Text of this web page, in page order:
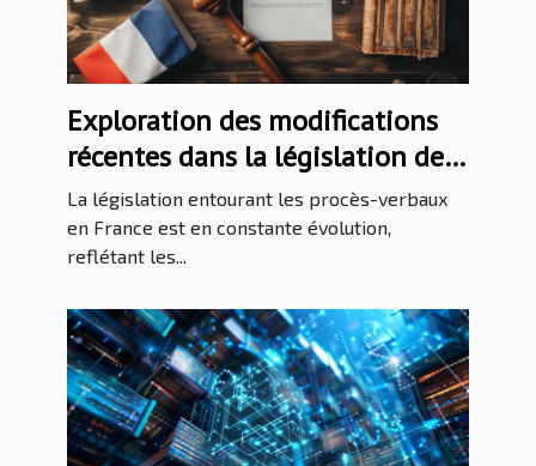
Exploration des modifications
récentes dans la législation des
procès-verbaux en France
La législation entourant les procès-verbaux
en France est en constante évolution,
reflétant les...